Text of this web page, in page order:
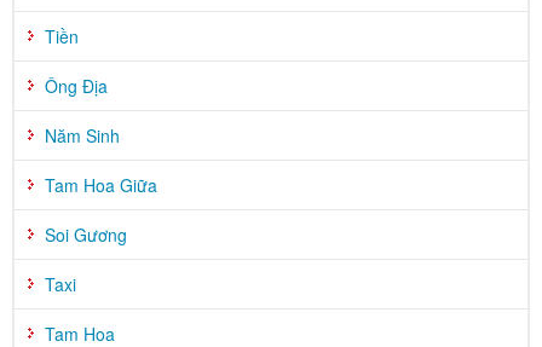
Tiền
Ông Địa
Năm Sinh
Tam Hoa Giữa
Soi Gương
Taxi
Tam Hoa